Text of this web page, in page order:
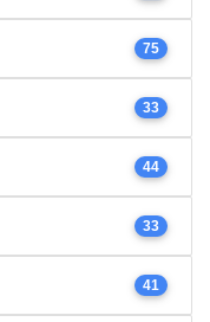
75
33
44
33
41